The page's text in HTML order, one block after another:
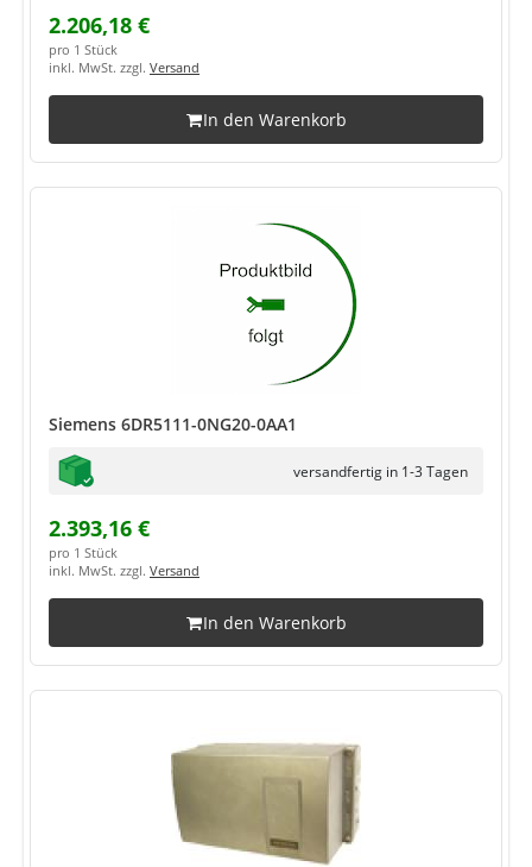
2.206,18 €
pro 1 Stück
inkl. MwSt. zzgl. Versand
In den Warenkorb
Siemens 6DR5111-0NG20-0AA1
versandfertig in 1-3 Tagen
2.393,16 €
pro 1 Stück
inkl. MwSt. zzgl. Versand
In den Warenkorb